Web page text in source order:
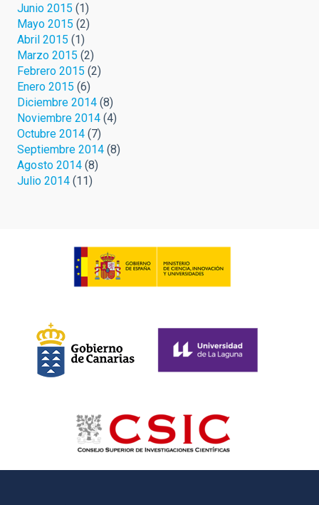
Junio 2015 (1)
Mayo 2015 (2)
Abril 2015 (1)
Marzo 2015 (2)
Febrero 2015 (2)
Enero 2015 (6)
Diciembre 2014 (8)
Noviembre 2014 (4)
Octubre 2014 (7)
Septiembre 2014 (8)
Agosto 2014 (8)
Julio 2014 (11)